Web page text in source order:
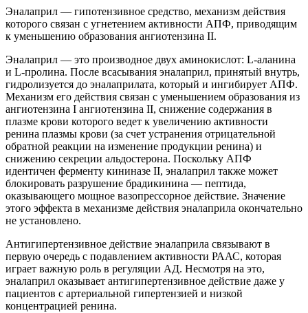
Эналаприл — гипотензивное средство, механизм действия
которого связан с угнетением активности АПФ, приводящим
к уменьшению образования ангиотензина II.
Эналаприл — это производное двух аминокислот: L-аланина
и L-пролина. После всасывания эналаприл, принятый внутрь,
гидролизуется до эналаприлата, который и ингибирует АПФ.
Механизм его действия связан с уменьшением образования из
ангиотензина I ангиотензина II, снижение содержания в
плазме крови которого ведет к увеличению активности
ренина плазмы крови (за счет устранения отрицательной
обратной реакции на изменение продукции ренина) и
снижению секреции альдостерона. Поскольку АПФ
идентичен ферменту кининазе II, эналаприл также может
блокировать разрушение брадикинина — пептида,
оказывающего мощное вазопрессорное действие. Значение
этого эффекта в механизме действия эналаприла окончательно
не установлено.
Антигипертензивное действие эналаприла связывают в
первую очередь с подавлением активности РААС, которая
играет важную роль в регуляции АД. Несмотря на это,
эналаприл оказывает антигипертензивное действие даже у
пациентов с артериальной гипертензией и низкой
концентрацией ренина.